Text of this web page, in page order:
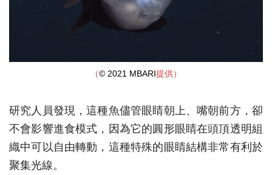
（© 2021 MBARI提供）
研究人員發現，這種魚儘管眼睛朝上、嘴朝前方，卻
不會影響進食模式，因為它的圓形眼睛在頭頂透明組
織中可以自由轉動，這種特殊的眼睛結構非常有利於
聚集光線。